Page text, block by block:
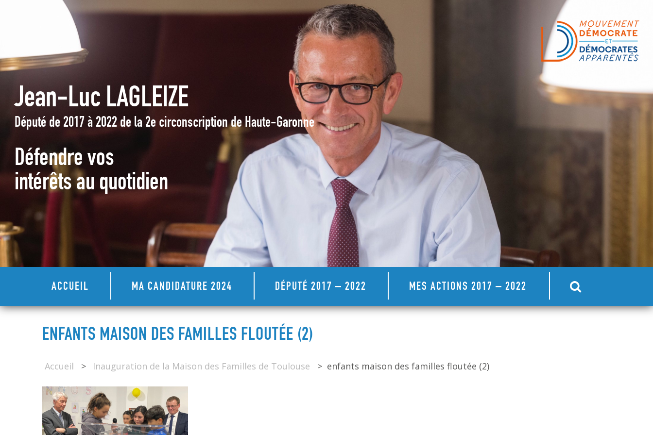
Jean-Luc LAGLEIZE
Député de 2017 à 2022 de la 2e circonscription de Haute-Garonne
Défendre vos
intérêts au quotidien
ACCUEIL MA CANDIDATURE 2024 DÉPUTÉ 2017 – 2022 MES ACTIONS 2017 – 2022
ENFANTS MAISON DES FAMILLES FLOUTÉE (2)
Accueil > Inauguration de la Maison des Familles de Toulouse > enfants maison des familles floutée (2)